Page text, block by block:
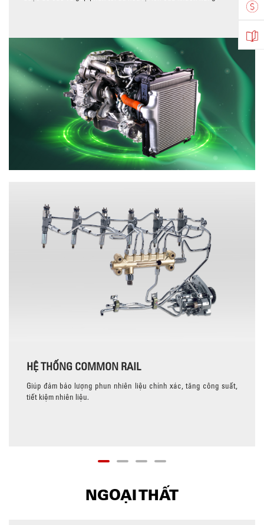
HỆ THỐNG COMMON RAIL
Giúp đảm bảo lượng phun nhiên liệu chính xác, tăng công suất,
tiết kiệm nhiên liệu.
NGOẠI THẤT